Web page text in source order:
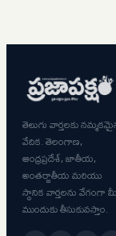
తెలుగు వార్తలకు
వేదిక. తెలంగాణ,
ఆంధ్రప్రదేశ్, జాతీయ,
అంతర్జాతీయ మరియు
స్థానిక వార్తలను వేగంగా మీ
ముందుకు తీసుకువస్తాం.